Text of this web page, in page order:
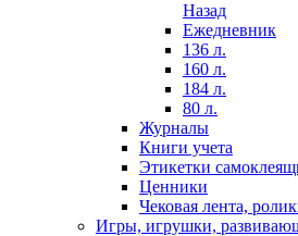
Назад
Ежедневник
136 л.
160 л.
184 л.
80 л.
Журналы
Книги учета
Этикетки
Ценники
Чековая лента,
Игры, игрушки,